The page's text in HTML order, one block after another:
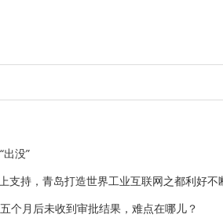
没”
支持，青岛打造世界工业互联网之都利好不
个月后未收到审批结果，难点在哪儿？